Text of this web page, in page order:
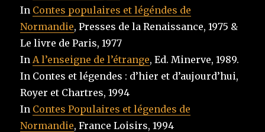
In Contes populaires et légéndes de
Normandie, Presses de la Renaissance, 1975 &
Le livre de Paris, 1977
In A l’enseigne de l’étrange, Ed. Minerve, 1989.
In Contes et légendes : d’hier et d’aujourd’hui,
Royer et Chartres, 1994
In Contes Populaires et légendes de
Normandie, France Loisirs, 1994